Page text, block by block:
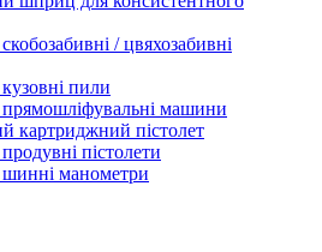
/ цвяхозабивні
пили
машини
картриджний пістолет
пістолети
манометри